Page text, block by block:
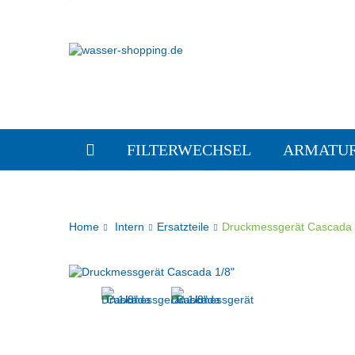
FILTERWECHSEL
Home Intern Ersatzteile Druckmessgerät Cascada